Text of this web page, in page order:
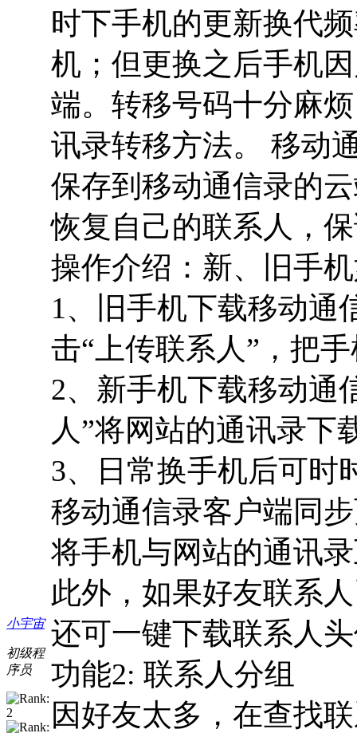
小宇宙
初级程
序员
时下手机的更新换代
机；但更换之后手机
端。转移号码十分麻
讯录转移方法。 移动
保存到移动通信录的
恢复自己的联系人，
操作介绍：新、旧手
1、旧手机下载移动通
击“上传联系人”，把
2、新手机下载移动通
人”将网站的通讯录下
3、日常换手机后可时
移动通信录客户端同
将手机与网站的通讯
此外，如果好友联系
还可一键下载联系人
功能2: 联系人分组
因好友太多，在查找